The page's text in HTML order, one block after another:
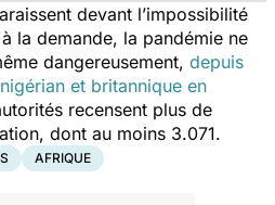
devant l’impossibilité
la demande, la pandémie ne
dangereusement, depuis
et britannique en
recensent plus de
dont au moins 3.071.
AFRIQUE